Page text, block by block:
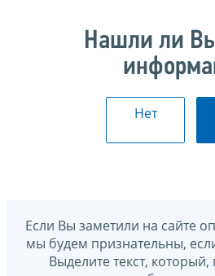
Нашли ли
Нет
Если Вы заметили на сайте
мы будем признательны,
Выделите текст,